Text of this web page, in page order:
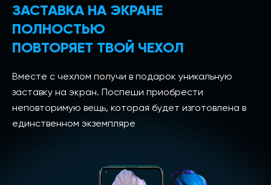
ЗАСТАВКА НА ЭКРАНЕ
ПОЛНОСТЬЮ
ПОВТОРЯЕТ ТВОЙ ЧЕХОЛ
Вместе с чехлом получи в подарок уникальную
заставку на экран. Поспеши приобрести
неповторимую вещь, которая будет изготовлена в
единственном экземпляре